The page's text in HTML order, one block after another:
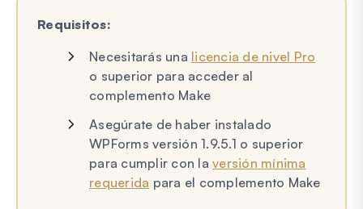
Requisitos:
Necesitarás una licencia de nivel Pro
o superior para acceder al
complemento Make
Asegúrate de haber instalado
WPForms versión 1.9.5.1 o superior
para cumplir con la versión mínima
requerida para el complemento Make